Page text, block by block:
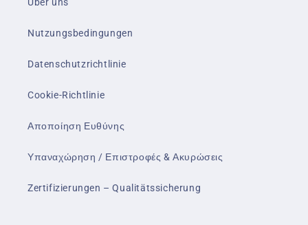
Nutzungsbedingungen
Datenschutzrichtlinie
Cookie-Richtlinie
Αποποίηση Ευθύνης
Υπαναχώρηση / Επιστροφές & Ακυρώσεις
Zertifizierungen – Qualitätssicherung